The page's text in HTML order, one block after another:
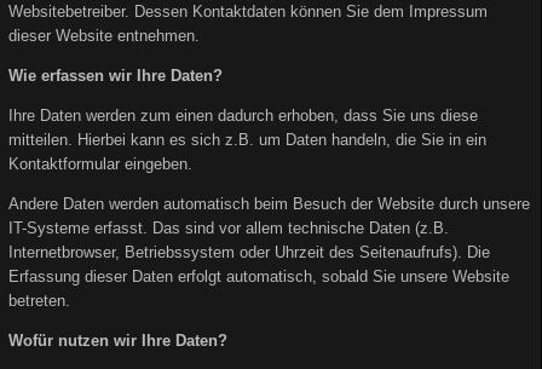
Websitebetreiber. Dessen Kontaktdaten können Sie dem Impressum
dieser Website entnehmen.
Wie erfassen wir Ihre Daten?
Ihre Daten werden zum einen dadurch erhoben, dass Sie uns diese
mitteilen. Hierbei kann es sich z.B. um Daten handeln, die Sie in ein
Kontaktformular eingeben.
Andere Daten werden automatisch beim Besuch der Website durch unsere
IT-Systeme erfasst. Das sind vor allem technische Daten (z.B.
Internetbrowser, Betriebssystem oder Uhrzeit des Seitenaufrufs). Die
Erfassung dieser Daten erfolgt automatisch, sobald Sie unsere Website
betreten.
Wofür nutzen wir Ihre Daten?